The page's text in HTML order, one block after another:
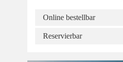
Online bestellbar
Reservierbar